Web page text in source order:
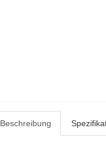
Beschreibung